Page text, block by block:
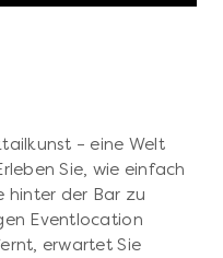
– eine Welt
Sie, wie einfach
hinter der Bar zu
Eventlocation
erwartet Sie